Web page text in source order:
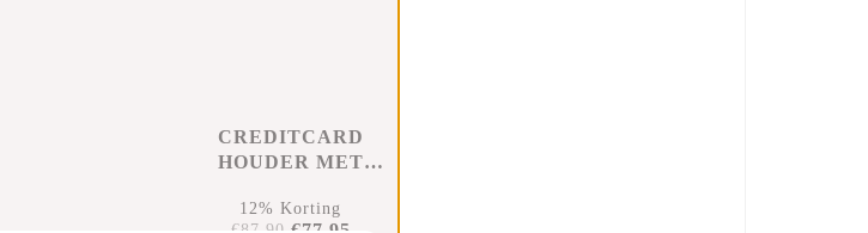
CREDITCARD
HOUDER MET
12% Korting